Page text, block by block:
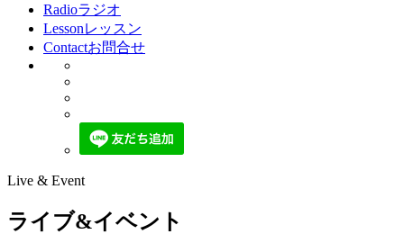
Radioラジオ
Lessonレッスン
Contactお問合せ
Live & Event
ライブ&イベント